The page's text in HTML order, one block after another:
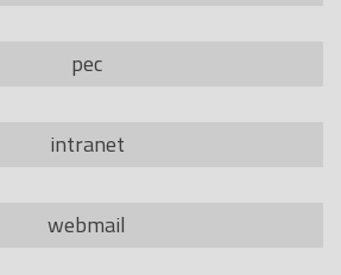
pec
intranet
webmail